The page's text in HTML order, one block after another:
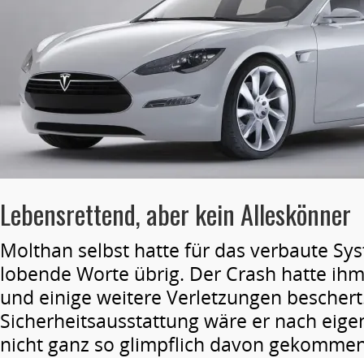
Lebensrettend, aber kein Alleskönner
Molthan selbst hatte für das verbaute
lobende Worte übrig. Der Crash hatte
und einige weitere Verletzungen
Sicherheitsausstattung wäre er nach
nicht ganz so glimpflich davon